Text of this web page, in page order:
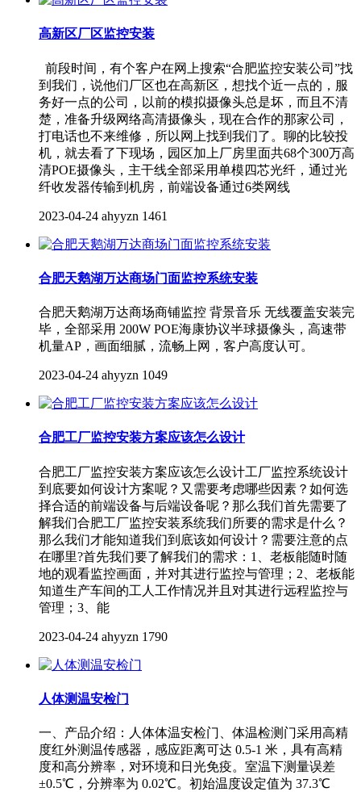
高新区厂区监控安装
前段时间，有个客户在网上搜索“合肥监控安装公司”找
到我们，说他们厂区也在高新区，想找个近一点的，服
务好一点的公司，以前的模拟摄像头总是坏，而且不清
楚，准备升级网络高清摄像头，现在合作的那家公司，
打电话也不来维修，所以网上找到我们了。聊的比较投
机，就去看了下现场，园区加上厂房里面共68个300万高
清POE摄像头，主干线全部采用单模四芯光纤，通过光
纤收发器传输到机房，前端设备通过6类网线
2023-04-24 ahyyzn 1461
合肥天鹅湖万达商场门面监控系统安装
合肥天鹅湖万达商场商铺监控 背景音乐 无线覆盖安装完
毕，全部采用 200W POE海康协议半球摄像头，高速带
机量AP，画面细腻，流畅上网，客户高度认可。
2023-04-24 ahyyzn 1049
合肥工厂监控安装方案应该怎么设计
合肥工厂监控安装方案应该怎么设计工厂监控系统设计
到底要如何设计方案呢？又需要考虑哪些因素？如何选
择合适的前端设备与后端设备呢？那么我们首先需要了
解我们合肥工厂监控安装系统我们所要的需求是什么？
那么我们才能知道我们到底该如何设计？需要注意的点
在哪里?首先我们要了解我们的需求：1、老板能随时随
地的观看监控画面，并对其进行监控与管理；2、老板能
知道生产车间的工人工作情况并且对其进行远程监控与
管理；3、能
2023-04-24 ahyyzn 1790
人体测温安检门
一、产品介绍：人体体温安检门、体温检测门采用高精
度红外测温传感器，感应距离可达 0.5-1 米，具有高精
度和高分辨率，对环境和日光免疫。室温下测量误差
±0.5℃，分辨率为 0.02℃。初始温度设定值为 37.3℃